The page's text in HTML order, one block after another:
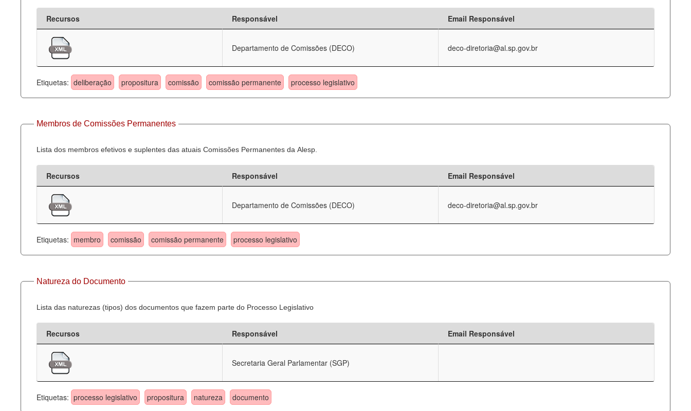
Recursos Responsável Email Responsável
Departamento de Comissões (DECO) deco-diretoria@al.sp.gov.br
Etiquetas: deliberação propositura comissão comissão permanente processo legislativo
Membros de Comissões Permanentes
Lista dos membros efetivos e suplentes das atuais Comissões Permanentes da Alesp.
Recursos Responsável Email Responsável
Departamento de Comissões (DECO) deco-diretoria@al.sp.gov.br
Etiquetas: membro comissão comissão permanente processo legislativo
Natureza do Documento
Lista das naturezas (tipos) dos documentos que fazem parte do Processo Legislativo
Recursos Responsável Email Responsável
Secretaria Geral Parlamentar (SGP)
Etiquetas: processo legislativo propositura natureza documento